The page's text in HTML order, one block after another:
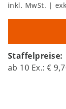
inkl. MwSt. |
Staffelpreise:
ab 10 Ex.:€